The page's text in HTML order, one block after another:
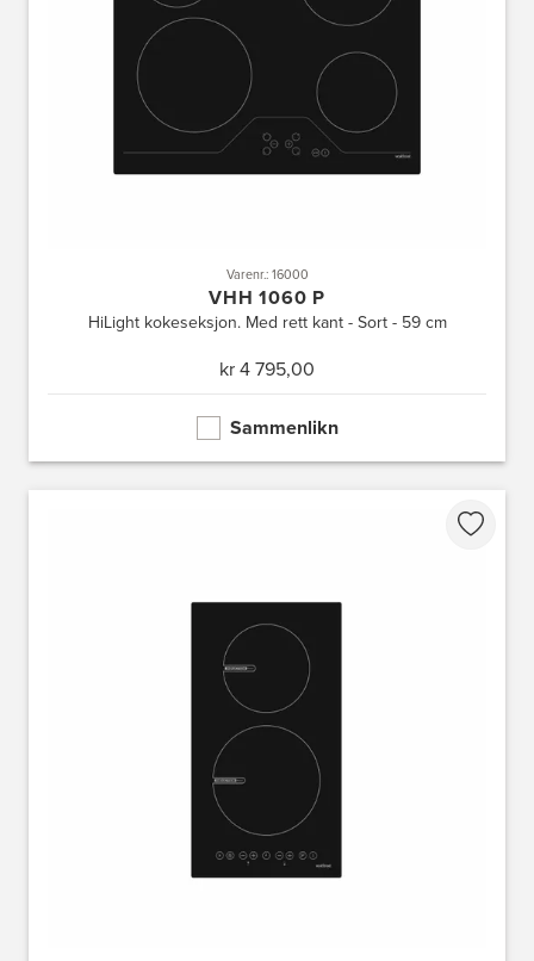
Varenr.: 16000
VHH 1060 P
HiLight kokeseksjon. Med rett kant - Sort - 59 cm
kr 4 795,00
Sammenlikn